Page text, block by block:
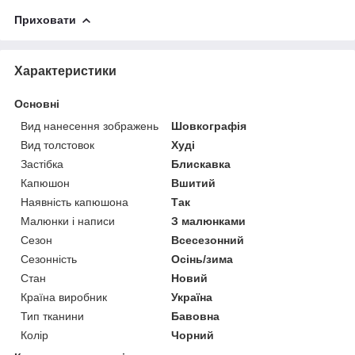
Приховати
Характеристики
Основні
Вид нанесення зображень
Шовкографія
Вид толстовок
Худі
Застібка
Блискавка
Капюшон
Вшитий
Наявність капюшона
Так
Малюнки і написи
З малюнками
Сезон
Всесезонний
Сезонність
Осінь/зима
Стан
Новий
Країна виробник
Україна
Тип тканини
Бавовна
Колір
Чорний